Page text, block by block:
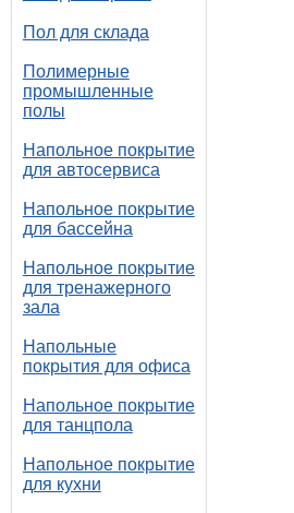
Пол для склада
Полимерные
промышленные
полы
Напольное покрытие
для автосервиса
Напольное покрытие
для бассейна
Напольное покрытие
для тренажерного
зала
Напольные
покрытия для офиса
Напольное покрытие
для танцпола
Напольное покрытие
для кухни